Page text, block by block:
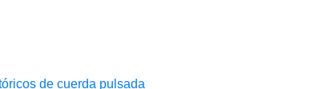
de cuerda pulsada